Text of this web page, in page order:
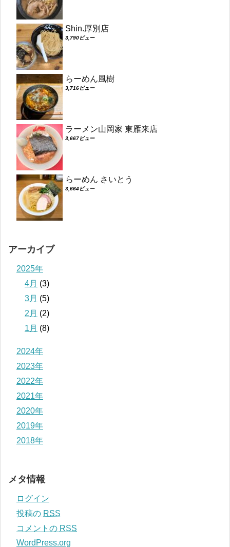
Shin.厚別店
3,790ビュー
らーめん風樹
3,716ビュー
ラーメン山岡家 東雁来店
3,667ビュー
らーめん さいとう
3,664ビュー
アーカイブ
2025年
4月 (3)
3月 (5)
2月 (2)
1月 (8)
2024年
2023年
2022年
2021年
2020年
2019年
2018年
メタ情報
ログイン
投稿の RSS
コメントの RSS
WordPress.org